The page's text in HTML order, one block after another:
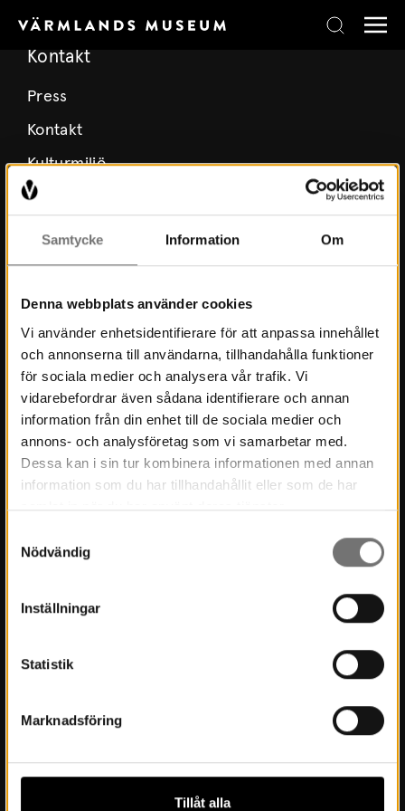
Samtycke Information Om
Denna webbplats använder cookies
Vi använder enhetsidentifierare för att anpassa innehållet
och annonserna till användarna, tillhandahålla funktioner
för sociala medier och analysera vår trafik. Vi
vidarebefordrar även sådana identifierare och annan
information från din enhet till de sociala medier och
annons- och analysföretag som vi samarbetar med.
Dessa kan i sin tur kombinera informationen med annan
information som du har tillhandahållit eller som de har
samlat in när du har använt deras tjänster.
Nödvändig
Inställningar
Statistik
Marknadsföring
Tillåt alla
Kontakt
Press
Kontakt
Kulturmiljö
Stöd Värmlands Museum
Prenumerera på nyhetsbrev
Prenumerera på lärarbrev
Om Museet
Nyheter
Museets historia
Verksamhetsberättelser
Integritetspolicy
Besök oss
Boka möten och konferens